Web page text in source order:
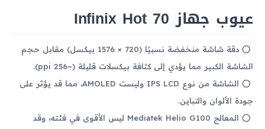
عيوب جهاز Infinix Hot 70
دقة شاشة منخفضة نسبيًا (720 × 1576 بيكسل) مقابل حجم
الشاشة الكبير مما يؤدي إلى كثافة بيكسلات قليلة (~256 ppi).
الشاشة من نوع IPS LCD وليست AMOLED، مما قد يؤثر على
جودة الألوان والتباين.
المعالج Mediatek Helio G100 ليس الأقوى في فئته، وقد